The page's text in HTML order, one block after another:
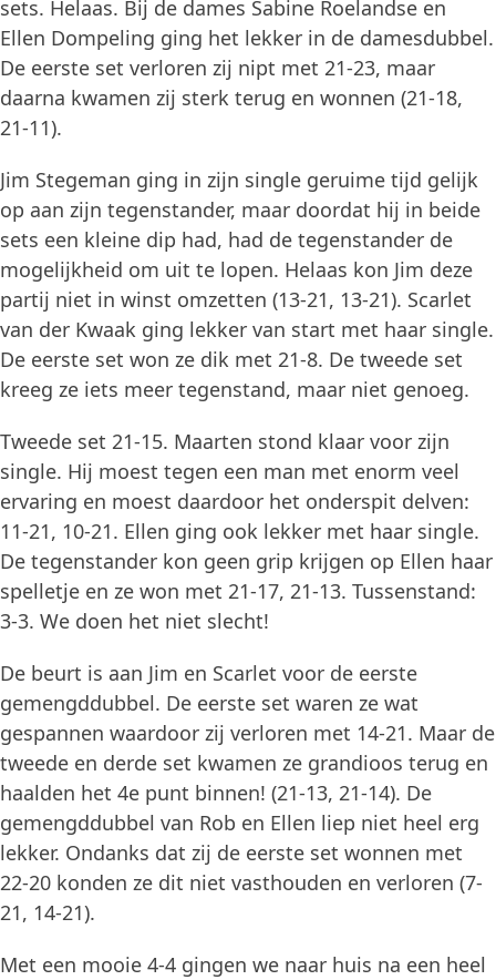
sets. Helaas. Bij de dames Sabine Roelandse en
Ellen Dompeling ging het lekker in de damesdubbel.
De eerste set verloren zij nipt met 21-23, maar
daarna kwamen zij sterk terug en wonnen (21-18,
21-11).
Jim Stegeman ging in zijn single geruime tijd gelijk
op aan zijn tegenstander, maar doordat hij in beide
sets een kleine dip had, had de tegenstander de
mogelijkheid om uit te lopen. Helaas kon Jim deze
partij niet in winst omzetten (13-21, 13-21). Scarlet
van der Kwaak ging lekker van start met haar single.
De eerste set won ze dik met 21-8. De tweede set
kreeg ze iets meer tegenstand, maar niet genoeg.
Tweede set 21-15. Maarten stond klaar voor zijn
single. Hij moest tegen een man met enorm veel
ervaring en moest daardoor het onderspit delven:
11-21, 10-21. Ellen ging ook lekker met haar single.
De tegenstander kon geen grip krijgen op Ellen haar
spelletje en ze won met 21-17, 21-13. Tussenstand:
3-3. We doen het niet slecht!
De beurt is aan Jim en Scarlet voor de eerste
gemengddubbel. De eerste set waren ze wat
gespannen waardoor zij verloren met 14-21. Maar de
tweede en derde set kwamen ze grandioos terug en
haalden het 4e punt binnen! (21-13, 21-14). De
gemengddubbel van Rob en Ellen liep niet heel erg
lekker. Ondanks dat zij de eerste set wonnen met
22-20 konden ze dit niet vasthouden en verloren (7-
21, 14-21).
Met een mooie 4-4 gingen we naar huis na een heel